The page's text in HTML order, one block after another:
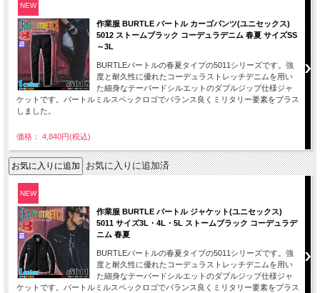
NEW
作業服 BURTLE バートル カーゴパンツ(ユニセックス)
5012 ストームブラック コーデュラデニム 春夏 サイズSS
～3L
BURTLEバートルの春夏タイプの5011シリーズです。強
度と耐久性に優れたコーデュラストレッチデニムを用い
た細身なテーパードシルエットのダブルジップ仕様ジャ
ケットです。バートルミルスペックロゴでバランス良くミリタリー要素をプラス
しました。
価格： 4,840円(税込)
お気に入りに追加済
NEW
作業服 BURTLE バートル ジャケット(ユニセックス)
5011 サイズ3L・4L・5L ストームブラック コーデュラデ
ニム 春夏
BURTLEバートルの春夏タイプの5011シリーズです。強
度と耐久性に優れたコーデュラストレッチデニムを用い
た細身なテーパードシルエットのダブルジップ仕様ジャ
ケットです。バートルミルスペックロゴでバランス良くミリタリー要素をプラス